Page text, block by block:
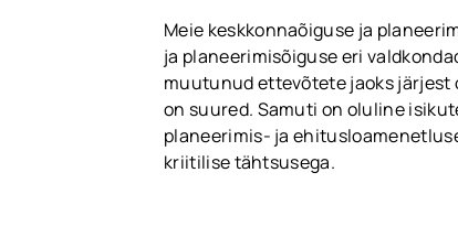
Meie keskkonnaõiguse ja
ja planeerimisõiguse eri
muutunud ettevõtete jaoks järjest
on suured. Samuti on oluline
planeerimis- ja
kriitilise tähtsusega.